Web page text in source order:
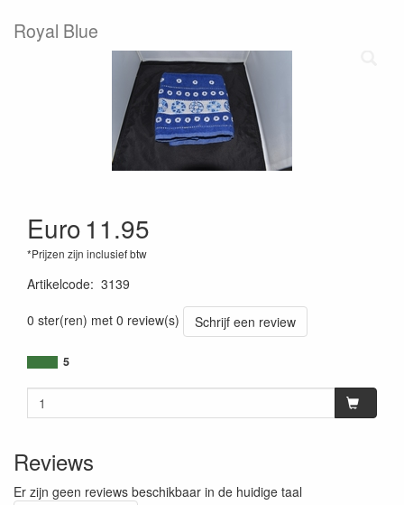
Royal Blue
Euro11.95
*Prijzen zijn inclusief btw
Artikelcode: 3139
0 ster(ren) met 0 review(s)
Schrijf een review
5
Reviews
Er zijn geen reviews beschikbaar in de huidige taal